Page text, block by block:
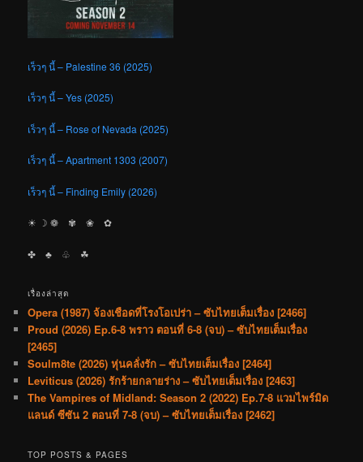
เร็วๆ นี้ – Palestine 36 (2025)
เร็วๆ นี้ – Yes (2025)
เร็วๆ นี้ – Rose of Nevada (2025)
เร็วๆ นี้ – Apartment 1303 (2007)
เร็วๆ นี้ – Finding Emily (2026)
☀︎ ☽ ❁ ✾ ❀ ✿
✤ ♣︎ ♧ ☘︎
เรื่องล่าสุด
Opera (1987) จ้องเชือดที่โรงโอเปร่า – ซับไทยเต็มเรื่อง [2466]
Proud (2026) Ep.6-8 พราว ตอนที่ 6-8 (จบ) – ซับไทยเต็มเรื่อง
[2465]
Soulm8te (2026) หุ่นคลั่งรัก – ซับไทยเต็มเรื่อง [2464]
Leviticus (2026) รักร้ายกลายร่าง – ซับไทยเต็มเรื่อง [2463]
The Vampires of Midland: Season 2 (2022) Ep.7-8 แวมไพร์มิด
แลนด์ ซีซัน 2 ตอนที่ 7-8 (จบ) – ซับไทยเต็มเรื่อง [2462]
TOP POSTS & PAGES